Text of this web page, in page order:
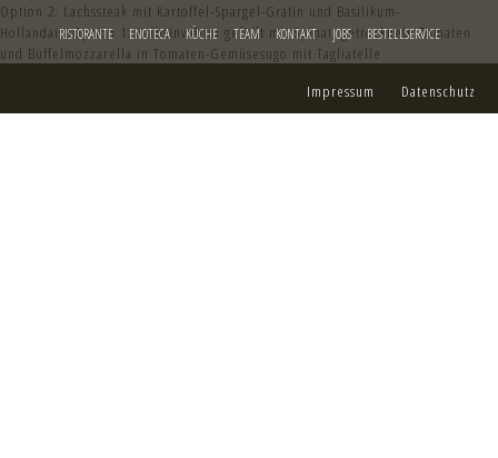
RISTORANTE ENOTECA KÜCHE TEAM KONTAKT JOBS BESTELLSERVICE
Option 2: Lachssteak mit Kartoffel-Spargel-Gratin und Basilikum-
HollandaiseOption 1: Kalbsinvoltini gefüllt mit Spinat, getrocknete Tomaten
und Büffelmozzarella in Tomaten-Gemüsesugo mit Tagliatelle
Impressum Datenschutz